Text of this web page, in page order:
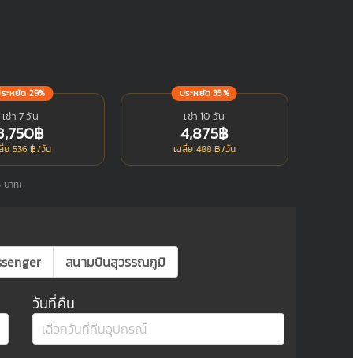
ะหยัด 29%
เช่า 7 วัน
฿
ย 536 ฿/วัน
ประหยัด 35%
เช่า 10 วัน
4,875฿
เฉลี่ย 488 ฿/วัน
บาท)
สนามบินสุวรรณภูมิ
วันที่คืน